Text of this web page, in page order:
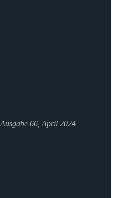
Ausgabe 66, April 2024